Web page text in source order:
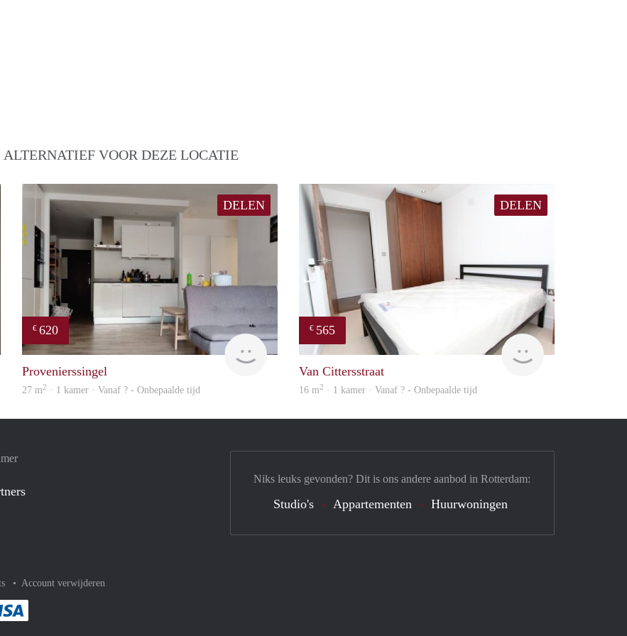
ALTERNATIEF VOOR DEZE LOCATIE
DELEN
€ 620
finder
Provenierssingel
27 m2 · 1 kamer · Vanaf ? - Onbepaalde tijd
DELEN
€ 565
finder
Van Cittersstraat
16 m2 · 1 kamer · Vanaf ? - Onbepaalde tijd
Account verwijderen
af met Mastercard
gemakkelijk af met Meastro
Niks leuks gevonden? Dit is ons andere aanbod in Rotterdam:
Studio's Appartementen Huurwoningen